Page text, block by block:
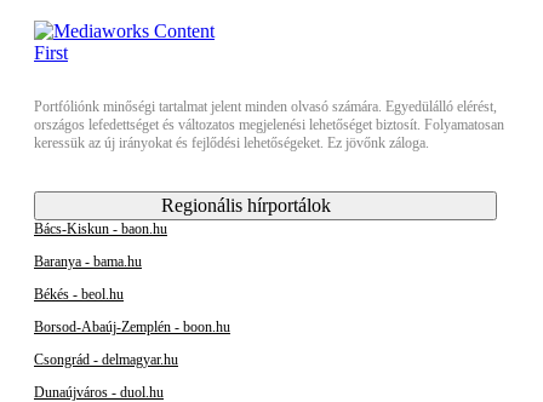
Portfóliónk minőségi tartalmat jelent minden olvasó számára. Egyedülálló elérést,
országos lefedettséget és változatos megjelenési lehetőséget biztosít. Folyamatosan
keressük az új irányokat és fejlődési lehetőségeket. Ez jövőnk záloga.
Regionális hírportálok
Bács-Kiskun - baon.hu
Baranya - bama.hu
Békés - beol.hu
Borsod-Abaúj-Zemplén - boon.hu
Csongrád - delmagyar.hu
Dunaújváros - duol.hu